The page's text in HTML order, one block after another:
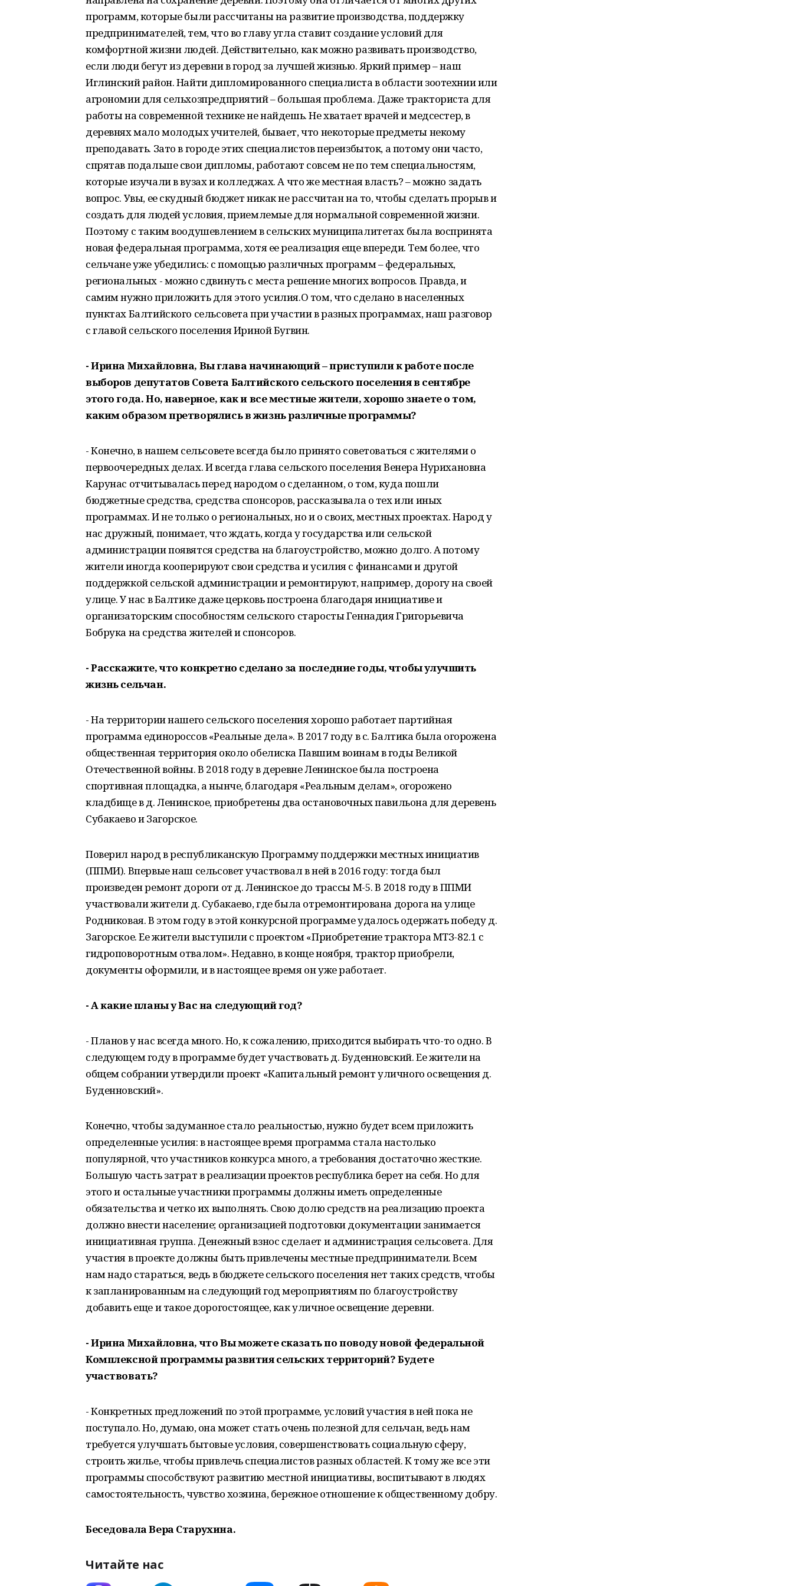
программ, которые были рассчитаны на развитие производства, поддержку
предпринимателей, тем, что во главу угла ставит создание условий для
комфортной жизни людей. Действительно, как можно развивать производство,
если люди бегут из деревни в город за лучшей жизнью. Яркий пример – наш
Иглинский район. Найти дипломированного специалиста в области зоотехнии или
агрономии для сельхозпредприятий – большая проблема. Даже тракториста для
работы на современной технике не найдешь. Не хватает врачей и медсестер, в
деревнях мало молодых учителей, бывает, что некоторые предметы некому
преподавать. Зато в городе этих специалистов переизбыток, а потому они часто,
спрятав подальше свои дипломы, работают совсем не по тем специальностям,
которые изучали в вузах и колледжах. А что же местная власть? – можно задать
вопрос. Увы, ее скудный бюджет никак не рассчитан на то, чтобы сделать прорыв и
создать для людей условия, приемлемые для нормальной современной жизни.
Поэтому с таким воодушевлением в сельских муниципалитетах была воспринята
новая федеральная программа, хотя ее реализация еще впереди. Тем более, что
сельчане уже убедились: с помощью различных программ – федеральных,
региональных - можно сдвинуть с места решение многих вопросов. Правда, и
самим нужно приложить для этого усилия.О том, что сделано в населенных
пунктах Балтийского сельсовета при участии в разных программах, наш разговор
с главой сельского поселения Ириной Бугвин.
- Ирина Михайловна, Вы глава начинающий – приступили к работе после
выборов депутатов Совета Балтийского сельского поселения в сентябре
этого года. Но, наверное, как и все местные жители, хорошо знаете о том,
каким образом претворялись в жизнь различные программы?
- Конечно, в нашем сельсовете всегда было принято советоваться с жителями о
первоочередных делах. И всегда глава сельского поселения Венера Нурихановна
Карунас отчитывалась перед народом о сделанном, о том, куда пошли
бюджетные средства, средства спонсоров, рассказывала о тех или иных
программах. И не только о региональных, но и о своих, местных проектах. Народ у
нас дружный, понимает, что ждать, когда у государства или сельской
администрации появятся средства на благоустройство, можно долго. А потому
жители иногда кооперируют свои средства и усилия с финансами и другой
поддержкой сельской администрации и ремонтируют, например, дорогу на своей
улице. У нас в Балтике даже церковь построена благодаря инициативе и
организаторским способностям сельского старосты Геннадия Григорьевича
Бобрука на средства жителей и спонсоров.
- Расскажите, что конкретно сделано за последние годы, чтобы улучшить
жизнь сельчан.
- На территории нашего сельского поселения хорошо работает партийная
программа единороссов «Реальные дела». В 2017 году в с. Балтика была огорожена
общественная территория около обелиска Павшим воинам в годы Великой
Отечественной войны. В 2018 году в деревне Ленинское была построена
спортивная площадка, а нынче, благодаря «Реальным делам», огорожено
кладбище в д. Ленинское, приобретены два остановочных павильона для деревень
Субакаево и Загорское.
Поверил народ в республиканскую Программу поддержки местных инициатив
(ППМИ). Впервые наш сельсовет участвовал в ней в 2016 году: тогда был
произведен ремонт дороги от д. Ленинское до трассы М-5. В 2018 году в ППМИ
участвовали жители д. Субакаево, где была отремонтирована дорога на улице
Родниковая. В этом году в этой конкурсной программе удалось одержать победу д.
Загорское. Ее жители выступили с проектом «Приобретение трактора МТЗ-82.1 с
гидроповоротным отвалом». Недавно, в конце ноября, трактор приобрели,
документы оформили, и в настоящее время он уже работает.
- А какие планы у Вас на следующий год?
- Планов у нас всегда много. Но, к сожалению, приходится выбирать что-то одно. В
следующем году в программе будет участвовать д. Буденновский. Ее жители на
общем собрании утвердили проект «Капитальный ремонт уличного освещения д.
Буденновский».
Конечно, чтобы задуманное стало реальностью, нужно будет всем приложить
определенные усилия: в настоящее время программа стала настолько
популярной, что участников конкурса много, а требования достаточно жесткие.
Большую часть затрат в реализации проектов республика берет на себя. Но для
этого и остальные участники программы должны иметь определенные
обязательства и четко их выполнять. Свою долю средств на реализацию проекта
должно внести население; организацией подготовки документации занимается
инициативная группа. Денежный взнос сделает и администрация сельсовета. Для
участия в проекте должны быть привлечены местные предприниматели. Всем
нам надо стараться, ведь в бюджете сельского поселения нет таких средств, чтобы
к запланированным на следующий год мероприятиям по благоустройству
добавить еще и такое дорогостоящее, как уличное освещение деревни.
- Ирина Михайловна, что Вы можете сказать по поводу новой федеральной
Комплексной программы развития сельских территорий? Будете
участвовать?
- Конкретных предложений по этой программе, условий участия в ней пока не
поступало. Но, думаю, она может стать очень полезной для сельчан, ведь нам
требуется улучшать бытовые условия, совершенствовать социальную сферу,
строить жилье, чтобы привлечь специалистов разных областей. К тому же все эти
программы способствуют развитию местной инициативы, воспитывают в людях
самостоятельность, чувство хозяина, бережное отношение к общественному добру.
Беседовала Вера Старухина.
Читайте нас